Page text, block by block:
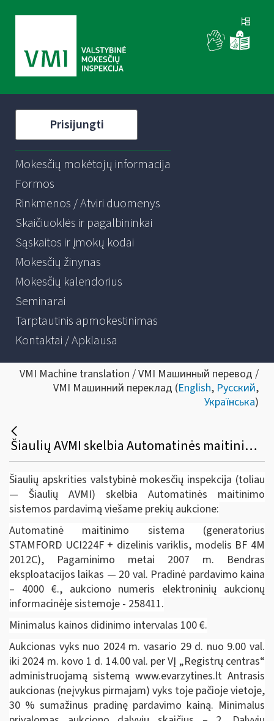
Prisijungti
Mokesčių mokėtojų informacija
Formos
Rinkmenos / Atviri duomenys
Skaičiuoklės ir pagalbininkai
Sąskaitos ir įmokų kodai
Mokesčių žinynas
Mokesčių kalendorius
Seminarai
Tarptautinis apmokestinimas
Kontaktai / Apklausa
VMI Machine translation / VMI Машинный перевод /
VMI Машинний переклад (English, Русский,
Українська)
Šiaulių AVMI skelbia Automatinės maitinimo sistemos pardavimą viešame prekių aukcione
Šiaulių apskrities valstybinė mokesčių inspekcija (toliau
— Šiaulių AVMI) skelbia Automatinės maitinimo
sistemos pardavimą viešame prekių aukcione:
Automatinė maitinimo sistema (generatorius
STAMFORD UCI224F + dizelinis variklis, modelis BF 4M
2012C), Pagaminimo metai 2007 m. Bendras
eksploatacijos laikas — 20 val. Pradinė pardavimo kaina
– 4000 €., aukciono numeris elektroninių aukcionų
informacinėje sistemoje - 258411.
Minimalus kainos didinimo intervalas 100 €.
Aukcionas vyks nuo 2024 m. vasario 29 d. nuo 9.00 val.
iki 2024 m. kovo 1 d. 14.00 val. per VĮ „Registrų centras“
administruojamą sistemą www.evarzytines.lt Antrasis
aukcionas (neįvykus pirmajam) vyks toje pačioje vietoje,
30 % sumažinus pradinę pardavimo kainą. Minimalus